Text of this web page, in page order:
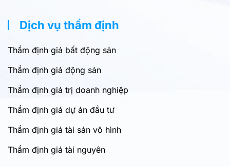
Dịch vụ thẩm định
Thẩm định giá bất động sản
Thẩm định giá động sản
Thẩm định giá trị doanh nghiệp
Thẩm định giá dự án đầu tư
Thẩm định giá tài sản vô hình
Thẩm định giá tài nguyên